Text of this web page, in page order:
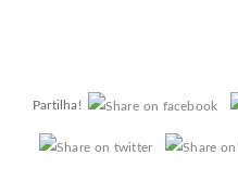
Partilha!